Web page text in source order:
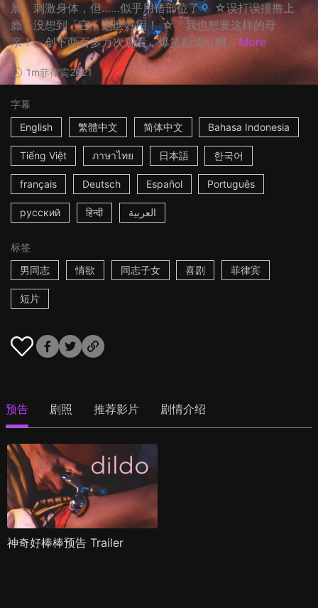
展、刺激身体，但……似乎用错部位了？ ☆误打误撞撸上
瘾，没想到「它」这麽好用！ ☆「我也想要这样的母
亲！」创下两百多万次观看，爆笑剧情引网... More
1m菲律宾2021
字幕
English
繁體中文 简体中文 Bahasa Indonesia
Tiếng Việt ภาษาไทย 日本語 한국어
français Deutsch Español Português
русский हिन्दी العربية
标签
男同志
情欲 同志子女 喜剧 菲律宾
短片
预告 剧照 推荐影片 剧情介绍
神奇好棒棒预告 Trailer